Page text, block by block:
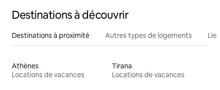
Destinations à découvrir
Destinations à proximité Autres types de logements
Athènes
Locations de vacances
Tirana
Locations de vacances